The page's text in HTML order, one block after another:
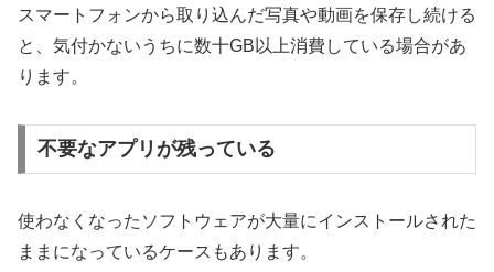
スマートフォンから取り込んだ写真や動画を保存し続ける
と、気付かないうちに数十GB以上消費している場合があ
ります。
不要なアプリが残っている
使わなくなったソフトウェアが大量にインストールされた
ままになっているケースもあります。